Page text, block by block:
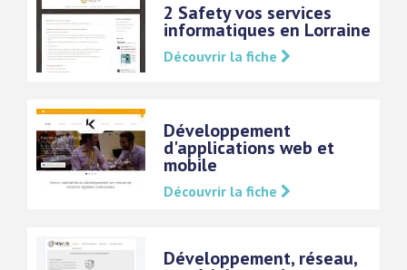
2 Safety vos services
informatiques en Lorraine
Découvrir la fiche
Développement
d'applications web et
mobile
Découvrir la fiche
Développement, réseau,